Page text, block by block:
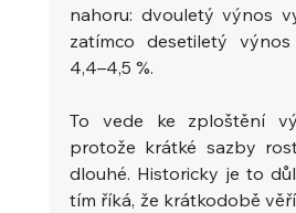
nahoru: dvouletý výnos
zatímco desetiletý
4,4–4,5 %.
To vede ke zploštění
protože krátké sazby
dlouhé. Historicky je to
tím říká, že krátkodobě